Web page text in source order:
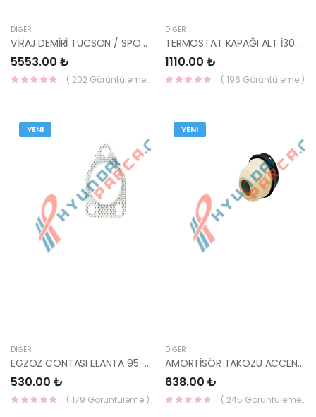
DIĞER
VİRAJ DEMİRİ TUCSON / SPORTAGE 2015- 54810-D3000-HMC
5553.00 ₺
( 202 Görüntüleme )
DIĞER
TERMOSTAT KAPAĞI ALT İ30/İ20/BLUE/ELANTRA 11- 25600-2B003-KORE
1110.00 ₺
( 196 Görüntüleme )
YENI
DIĞER
EGZOZ CONTASI ELANTA 95- 28766-28020-HMC
530.00 ₺
( 179 Görüntüleme )
YENI
DIĞER
AMORTİSÖR TAKOZU ACCENT BLUE / ELANTRA 55326-1M000-YS
638.00 ₺
( 245 Görüntüleme )